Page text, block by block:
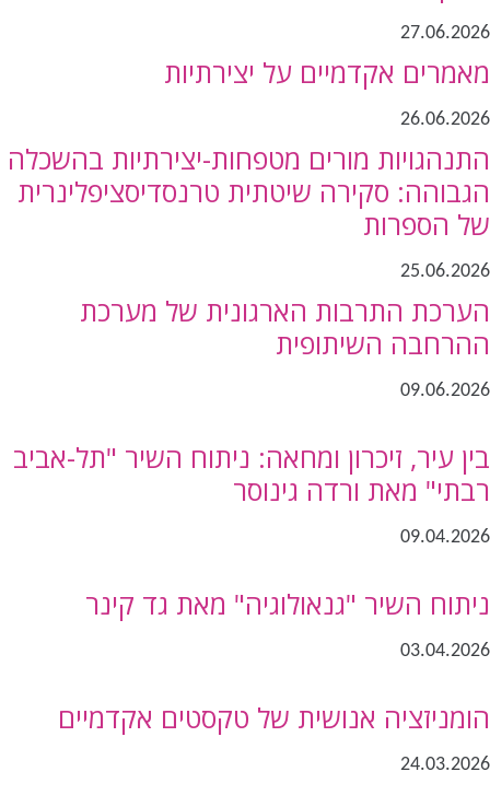
27.06.2026
מאמרים אקדמיים על יצירתיות
26.06.2026
התנהגויות מורים מטפחות-יצירתיות בהשכלה
הגבוהה: סקירה שיטתית טרנסדיסציפלינרית
של הספרות
25.06.2026
הערכת התרבות הארגונית של מערכת
ההרחבה השיתופית
09.06.2026
בין עיר, זיכרון ומחאה: ניתוח השיר "תל-אביב
רבתי" מאת ורדה גינוסר
09.04.2026
ניתוח השיר "גנאולוגיה" מאת גד קינר
03.04.2026
הומניזציה אנושית של טקסטים אקדמיים
24.03.2026